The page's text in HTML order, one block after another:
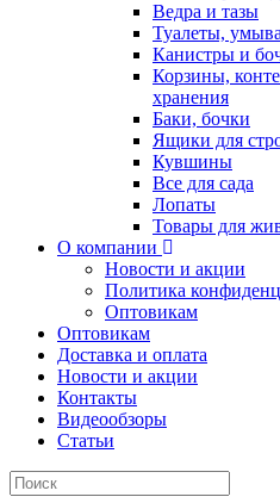
Ведра и тазы
Туалеты,
Канистры и
Корзины,
хранения
Баки, бочки
Ящики для
Кувшины
Все для сада
Лопаты
Товары для
О компании
Новости и акции
Политика
Оптовикам
Оптовикам
Доставка и оплата
Новости и акции
Контакты
Видеообзоры
Статьи